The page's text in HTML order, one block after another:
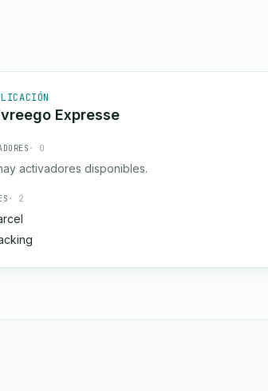
Expresse
· 0
activadores disponibles.
· 2